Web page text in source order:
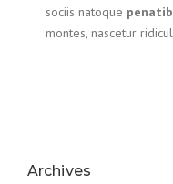
sociis natoque
montes, nascetur
Archives